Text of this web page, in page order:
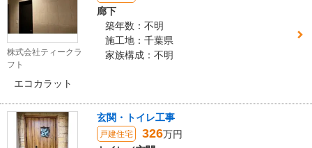
株式会社ティークラ
フト
廊下
築年数：不明
施工地：千葉県
家族構成：不明
エコカラット
玄関・トイレ工事
戸建住宅 326万円